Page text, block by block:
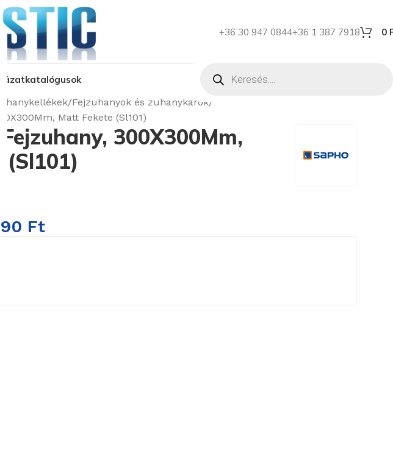
+36 30 947 0844+36 1 387 7918 0
katalógusok
Fejzuhanyok és zuhanykarok
Matt Fekete (Sl101)
Fejzuhany, 300X300Mm,
(Sl101)
Ft